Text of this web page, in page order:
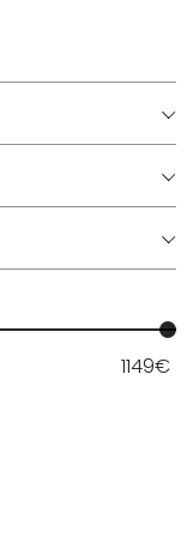
1149€